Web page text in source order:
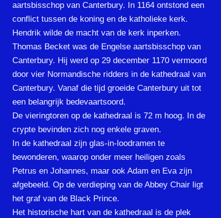
aartsbisschop van Canterbury. In 1164 ontstond een
conflict tussen de koning en de katholieke kerk.
Hendrik wilde de macht van de kerk inperken.
Thomas Becket was de Engelse aartsbisschop van
Canterbury. Hij werd op 29 december 1170 vermoord
door vier Normandische ridders in de kathedraal van
Canterbury. Vanaf die tijd groeide Canterbury uit tot
een belangrijk bedevaartsoord.
De vieringtoren op de kathedraal is 72 m hoog. In de
crypte bevinden zich nog enkele graven.
In de kathedraal zijn glas-in-loodramen te
bewonderen, waarop onder meer heiligen zoals
Petrus en Johannes, maar ook Adam en Eva zijn
afgebeeld. Op de verdieping van de Abbey Chair ligt
het graf van de Black Prince.
Het historische hart van de kathedraal is de plek